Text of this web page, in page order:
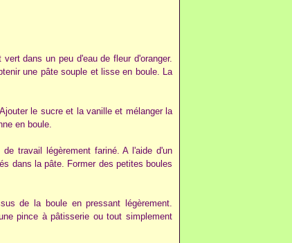
dans un peu d'eau de fleur d'oranger.
une pâte souple et lisse en boule. La
le sucre et la vanille et mélanger la
en boule.
travail légèrement fariné. A l'aide d'un
dans la pâte. Former des petites boules
de la boule en pressant légèrement.
pince à pâtisserie ou tout simplement